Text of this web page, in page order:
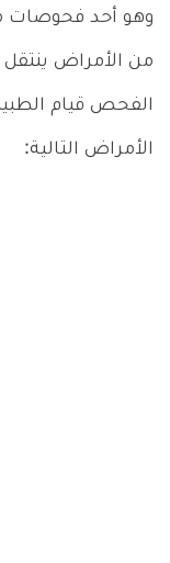
وهو أحد فحوصات
من الأمراض
الفحص قيام
الأمراض التالية: